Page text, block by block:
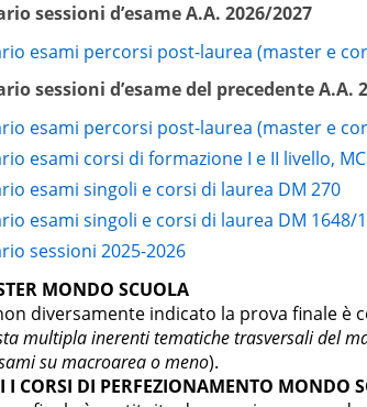
A Letteratura italiana
A Psicologia dei linguaggi espressivi e
A Psicologia e analisi delle relazioni
A Salute e sicurezza nella scuola
A Didattica dell’inclusione
sessioni d’esame A.A. 2026/2027
esami percorsi post-laurea (master e
sessioni d’esame del precedente A.A.
esami percorsi post-laurea (master e
esami corsi di formazione I e II livello,
esami singoli e corsi di laurea DM 270
esami singoli e corsi di laurea DM 1648/
sessioni 2025-2026
MONDO SCUOLA
diversamente indicato la prova finale è
multipla inerenti tematiche trasversali del
su macroarea o meno).
I CORSI DI PERFEZIONAMENTO MONDO